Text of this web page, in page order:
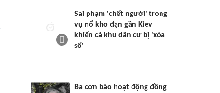
Sai phạm 'chết người' trong
vụ nổ kho đạn gần Kiev
khiến cả khu dân cư bị 'xóa
sổ'
Ba cơn bão hoạt động đồng